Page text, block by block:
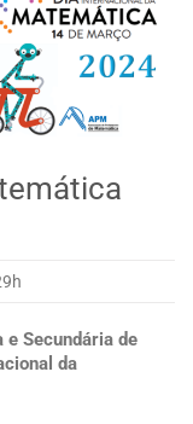
e Secundária de
da